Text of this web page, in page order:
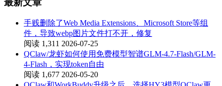
最新文章
手贱删除了Web Media Extensions、Microsoft Store等组
件，导致webp图片文件打不开，修复
阅读 1,311 2026-07-25
QClaw/龙虾如何使用免费模型智谱GLM-4.7-Flash/GLM-
4-Flash，实现token自由
阅读 1,677 2026-05-20